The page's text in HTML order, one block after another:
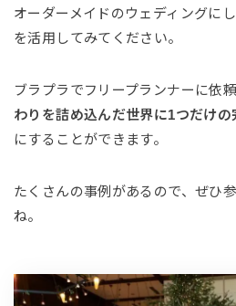
オーダーメイドのウェディングに
を活用してみてください。
ブラプラでフリープランナーに依頼
わりを詰め込んだ世界に1つだけ
にすることができます。
たくさんの事例があるので、ぜひ
ね。